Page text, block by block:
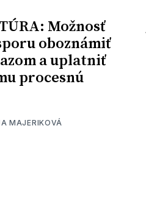
Možnosť
oboznámiť
a uplatniť
procesnú
MAJERIKOVÁ